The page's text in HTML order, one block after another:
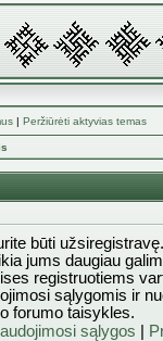
| Peržiūrėti aktyvias temas
būti
jums daugiau
registruotiems
sąlygomis ir
forumo taisykles.
sąlygos